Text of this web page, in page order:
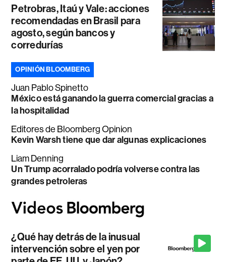
Petrobras, Itaú y Vale: acciones
recomendadas en Brasil para
agosto, según bancos y
corredurías
OPINIÓN BLOOMBERG
Juan Pablo Spinetto
México está ganando la guerra comercial gracias a
la hospitalidad
Editores de Bloomberg Opinion
Kevin Warsh tiene que dar algunas explicaciones
Liam Denning
Un Trump acorralado podría volverse contra las
grandes petroleras
¿Qué hay detrás de la inusual
intervención sobre el yen por